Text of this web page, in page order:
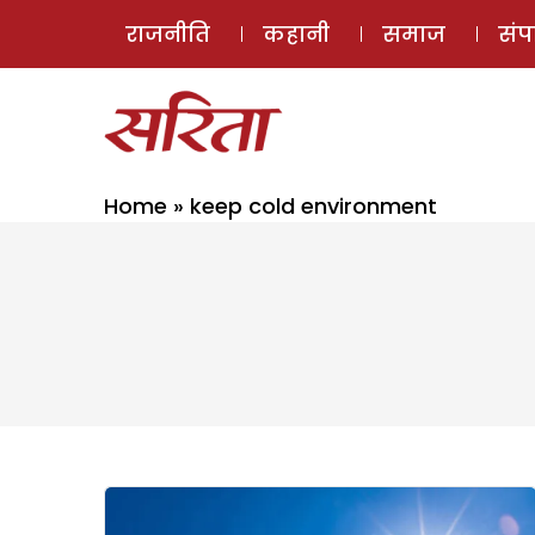
राजनीति कहानी समाज
Home » keep cold environment